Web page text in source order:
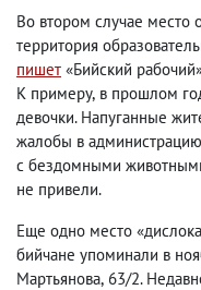
Во втором случае место
территория
пишет «Бийский
К примеру, в прошлом
девочки. Напуганные
жалобы в
с бездомными
не привели.
Еще одно место
бийчане упоминали в
Мартьянова, 63/2.